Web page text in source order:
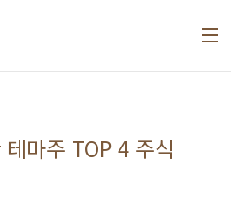
마주 TOP 4 주식